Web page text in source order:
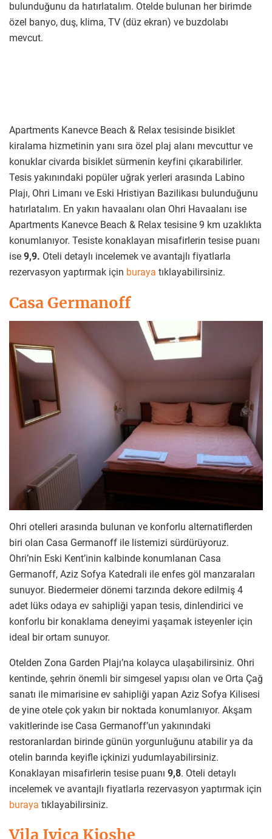
bulunduğunu da hatırlatalım. Otelde bulunan her birimde
özel banyo, duş, klima, TV (düz ekran) ve buzdolabı
mevcut.
Apartments Kanevce Beach & Relax tesisinde bisiklet
kiralama hizmetinin yanı sıra özel plaj alanı mevcuttur ve
konuklar civarda bisiklet sürmenin keyfini çıkarabilirler.
Tesis yakınındaki popüler uğrak yerleri arasında Labino
Plajı, Ohri Limanı ve Eski Hristiyan Bazilikası bulunduğunu
hatırlatalım. En yakın havaalanı olan Ohri Havaalanı ise
Apartments Kanevce Beach & Relax tesisine 9 km uzaklıkta
konumlanıyor. Tesiste konaklayan misafirlerin tesise puanı
ise 9,9. Oteli detaylı incelemek ve avantajlı fiyatlarla
rezervasyon yaptırmak için buraya tıklayabilirsiniz.
Casa Germanoff
Ohri otelleri arasında bulunan ve konforlu alternatiflerden
biri olan Casa Germanoff ile listemizi sürdürüyoruz.
Ohri’nin Eski Kent’inin kalbinde konumlanan Casa
Germanoff, Aziz Sofya Katedrali ile enfes göl manzaraları
sunuyor. Biedermeier dönemi tarzında dekore edilmiş 4
adet lüks odaya ev sahipliği yapan tesis, dinlendirici ve
konforlu bir konaklama deneyimi yaşamak isteyenler için
ideal bir ortam sunuyor.
Otelden Zona Garden Plajı’na kolayca ulaşabilirsiniz. Ohri
kentinde, şehrin önemli bir simgesel yapısı olan ve Orta Çağ
sanatı ile mimarisine ev sahipliği yapan Aziz Sofya Kilisesi
de yine otele çok yakın bir noktada konumlanıyor. Akşam
vakitlerinde ise Casa Germanoff’un yakınındaki
restoranlardan birinde günün yorgunluğunu atabilir ya da
otelin barında keyifle içkinizi yudumlayabilirsiniz.
Konaklayan misafirlerin tesise puanı 9,8. Oteli detaylı
incelemek ve avantajlı fiyatlarla rezervasyon yaptırmak için
buraya tıklayabilirsiniz.
Vila Ivica Kjoshe